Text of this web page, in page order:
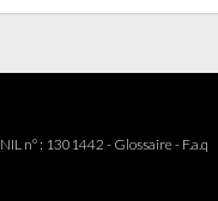
n° : 1301442 - Glossaire- F.a.q